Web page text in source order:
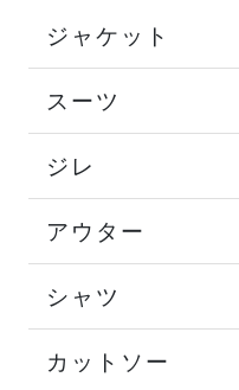
ジャケット
スーツ
ジレ
アウター
シャツ
カットソー